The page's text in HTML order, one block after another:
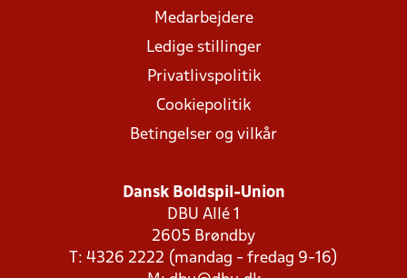
Medarbejdere
Ledige stillinger
Privatlivspolitik
Cookiepolitik
Betingelser og vilkår
Dansk Boldspil-Union
DBU Allé 1
2605 Brøndby
T: 4326 2222 (mandag - fredag 9-16)